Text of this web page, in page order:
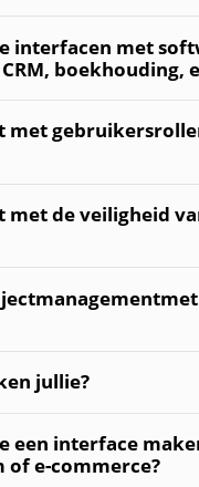
interfacen met
boekhouding,
met
met de veiligheid
jullie?
een interface
e-commerce?